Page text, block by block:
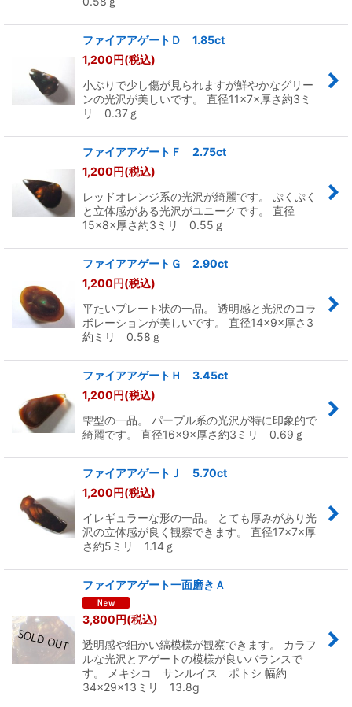
ファイアアゲートＤ 1.85ct
1,200円(税込)
小ぶりで少し傷が見られますが鮮やかなグリー
ンの光沢が美しいです。 直径11×7×厚さ約3ミ
リ 0.37ｇ
ファイアアゲートＦ 2.75ct
1,200円(税込)
レッドオレンジ系の光沢が綺麗です。 ぷくぷく
と立体感がある光沢がユニークです。 直径
15×8×厚さ約3ミリ 0.55ｇ
ファイアアゲートＧ 2.90ct
1,200円(税込)
平たいプレート状の一品。 透明感と光沢のコラ
ボレーションが美しいです。 直径14×9×厚さ3
約ミリ 0.58ｇ
ファイアアゲートＨ 3.45ct
1,200円(税込)
雫型の一品。 パープル系の光沢が特に印象的で
綺麗です。 直径16×9×厚さ約3ミリ 0.69ｇ
ファイアアゲートＪ 5.70ct
1,200円(税込)
イレギュラーな形の一品。 とても厚みがあり光
沢の立体感が良く観察できます。 直径17×7×厚
さ約5ミリ 1.14ｇ
ファイアアゲート一面磨きＡ
3,800円(税込)
透明感や細かい縞模様が観察できます。 カラフ
ルな光沢とアゲートの模様が良いバランスで
す。 メキシコ サンルイス ポトシ 幅約
34×29×13ミリ 13.8g